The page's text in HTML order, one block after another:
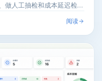
做人工抽检和成本延迟检
阅读